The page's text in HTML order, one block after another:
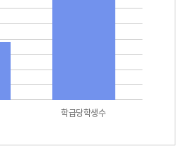
학급당학생수